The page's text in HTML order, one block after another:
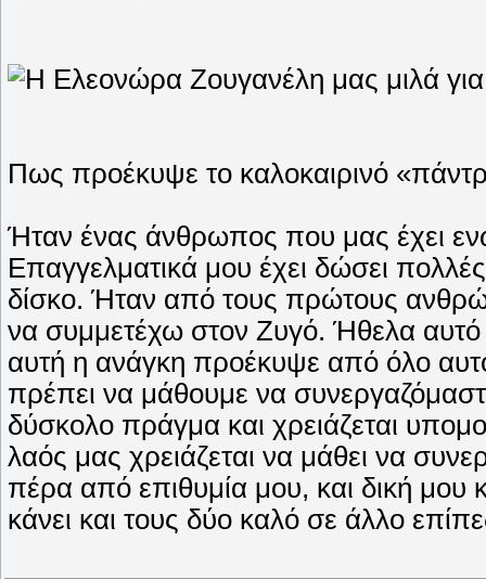
Πως προέκυψε το καλοκαιρινό
Ήταν ένας άνθρωπος που μας έχει
Επαγγελματικά μου έχει δώσει
δίσκο. Ήταν από τους πρώτους
να συμμετέχω στον Ζυγό. Ήθελα αυτό
αυτή η ανάγκη προέκυψε από όλο
πρέπει να μάθουμε να
δύσκολο πράγμα και χρειάζεται
λαός μας χρειάζεται να μάθει να
πέρα από επιθυμία μου, και δική μου
κάνει και τους δύο καλό σε άλλο